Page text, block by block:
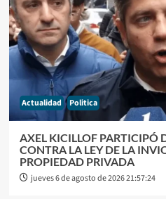
Actualidad Politica
AXEL KICILLOF PARTICIPÓ
CONTRA LA LEY DE LA
PROPIEDAD PRIVADA
jueves 6 de agosto de 2026 21:57:24